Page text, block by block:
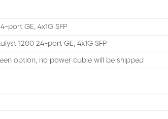
port GE, 4x1G SFP
1200 24-port GE, 4x1G SFP
option, no power cable will be shipped